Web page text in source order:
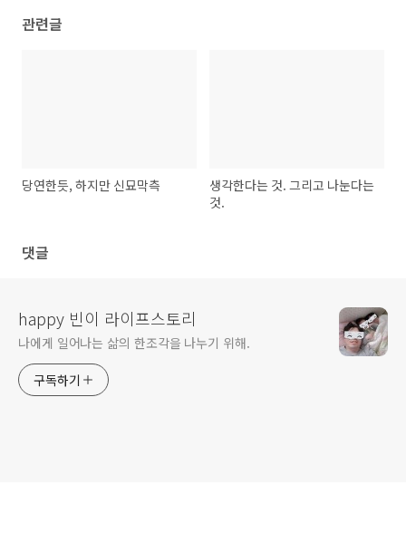
관련글
당연한듯, 하지만 신묘막측
생각한다는 것. 그리고 나눈다는
것.
댓글
happy 빈이 라이프스토리
나에게 일어나는 삶의 한조각을 나누기 위해.
구독하기